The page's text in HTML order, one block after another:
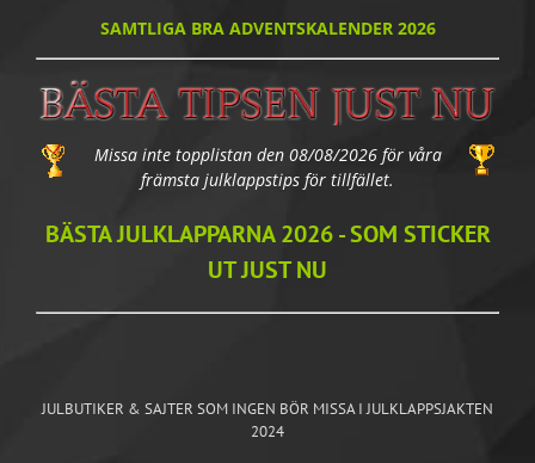
SAMTLIGA BRA ADVENTSKALENDER 2026
Missa inte topplistan den 08/08/2026 för våra
främsta julklappstips för tillfället.
BÄSTA JULKLAPPARNA 2026 - SOM STICKER
UT JUST NU
JULBUTIKER & SAJTER SOM INGEN BÖR MISSA I JULKLAPPSJAKTEN
2024